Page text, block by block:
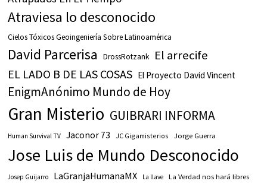
Atraviesa lo desconocido
Cielos Tóxicos Geoingeniería Sobre Latinoamérica
David Parcerisa DrossRotzank El arrecife
EL LADO B DE LAS COSAS El Proyecto David Vincent
EnigmAnónimo Mundo de Hoy
Gran Misterio GUIBRARI INFORMA
Human Survival TV Jaconor 73 JC Gigamisterios Jorge Guerra
Jose Luis de Mundo Desconocido
Josep Guijarro LaGranjaHumanaMX La llave La Verdad nos hará libres